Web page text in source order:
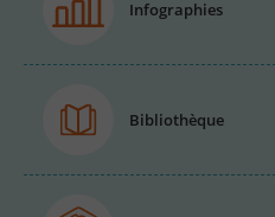
Infographies
Bibliothèque